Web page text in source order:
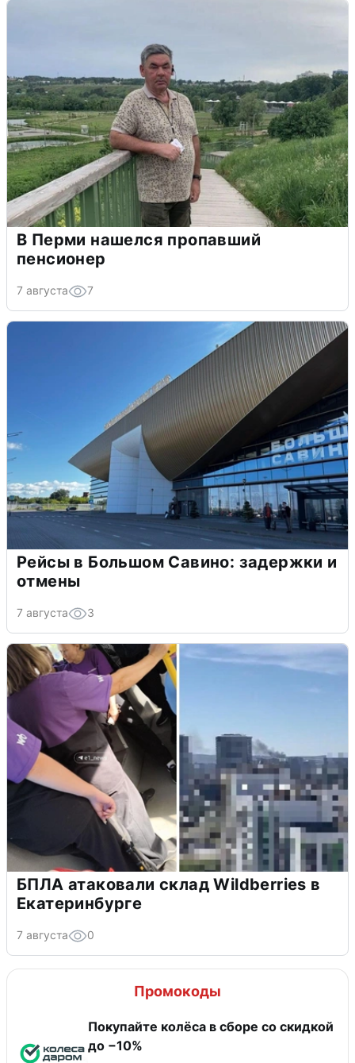
В Перми нашелся пропавший
пенсионер
7 августа 7
Рейсы в Большом Савино: задержки и
отмены
7 августа 3
БПЛА атаковали склад Wildberries в
Екатеринбурге
7 августа 0
Промокоды
Покупайте колёса в сборе со скидкой
до −10%